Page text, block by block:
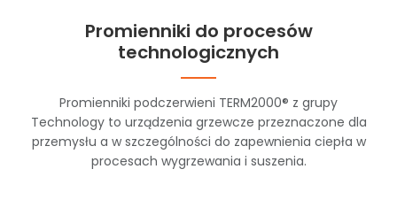
Promienniki do procesów
technologicznych
Promienniki podczerwieni TERM2000® z grupy
Technology to urządzenia grzewcze przeznaczone dla
przemysłu a w szczególności do zapewnienia ciepła w
procesach wygrzewania i suszenia.